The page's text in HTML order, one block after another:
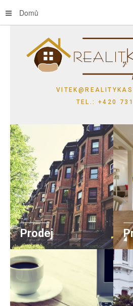
TEL.: +420
Domů
Prodej
Zde naleznete kompletní prodejní
detailní vyhledávání